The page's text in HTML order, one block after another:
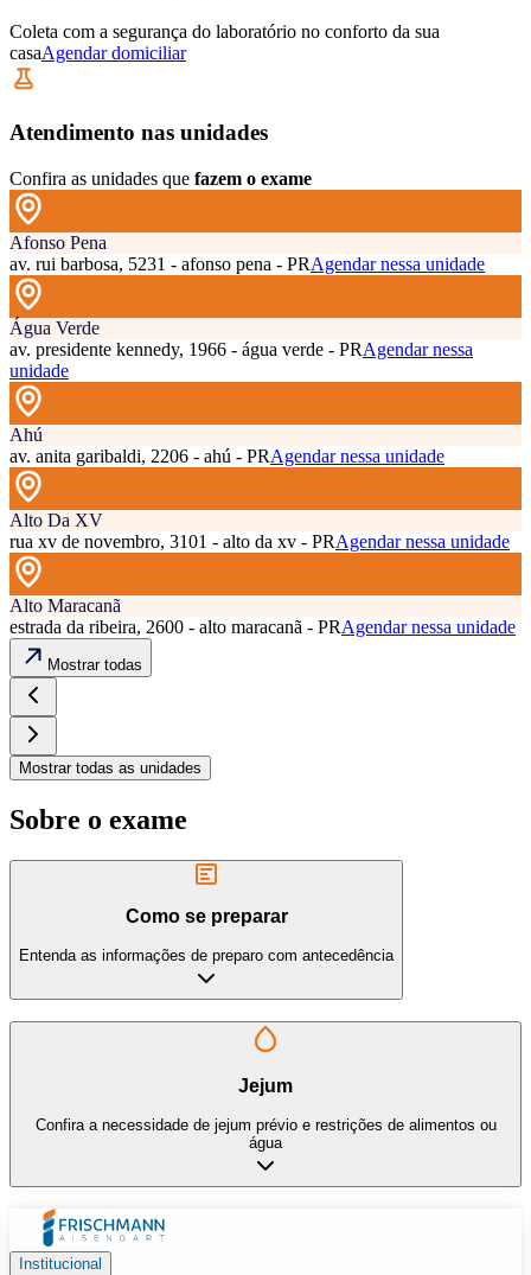
Coleta com a segurança do laboratório no conforto da sua
casaAgendar domiciliar
Atendimento nas unidades
Confira as unidades que fazem o exame
Afonso Pena
av. rui barbosa, 5231 - afonso pena - PRAgendar nessa unidade
Água Verde
av. presidente kennedy, 1966 - água verde - PRAgendar nessa
unidade
Ahú
av. anita garibaldi, 2206 - ahú - PRAgendar nessa unidade
Alto Da XV
rua xv de novembro, 3101 - alto da xv - PRAgendar nessa unidade
Alto Maracanã
estrada da ribeira, 2600 - alto maracanã - PRAgendar nessa unidade
Mostrar todas
Mostrar todas as unidades
Sobre o exame
Como se preparar
Entenda as informações de preparo com antecedência
Jejum
Confira a necessidade de jejum prévio e restrições de alimentos ou
água
Institucional